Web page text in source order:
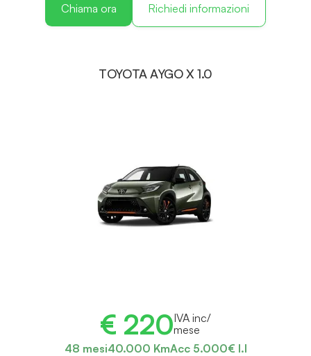
Chiama ora Richiedi informazioni
TOYOTA AYGO X 1.0
€ 220IVA inc/
mese
48 mesi40.000 KmAcc 5.000€ I.I